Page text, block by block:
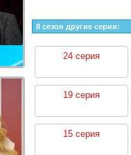
8 сезон другие серии:
24 серия
19 серия
15 серия